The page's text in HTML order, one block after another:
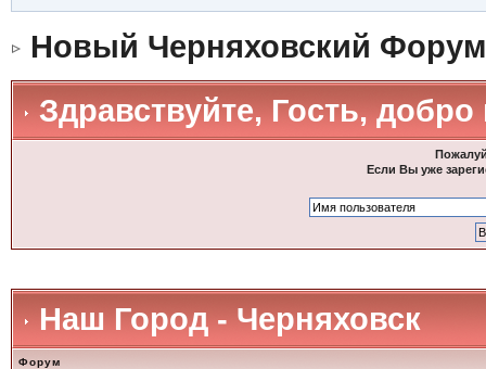
Новый Черняховский Форум
Здравствуйте, Гость,
Если Вы уже
Наш Город - Черняховск
Форум